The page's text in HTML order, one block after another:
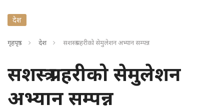
देश
गृहपृष्ठ देश सशस्त्र प्रहरीको सेमुलेशन अभ्यान सम्पन्न
सशस्त्र प्रहरीको सेमुलेशन
अभ्यान सम्पन्न